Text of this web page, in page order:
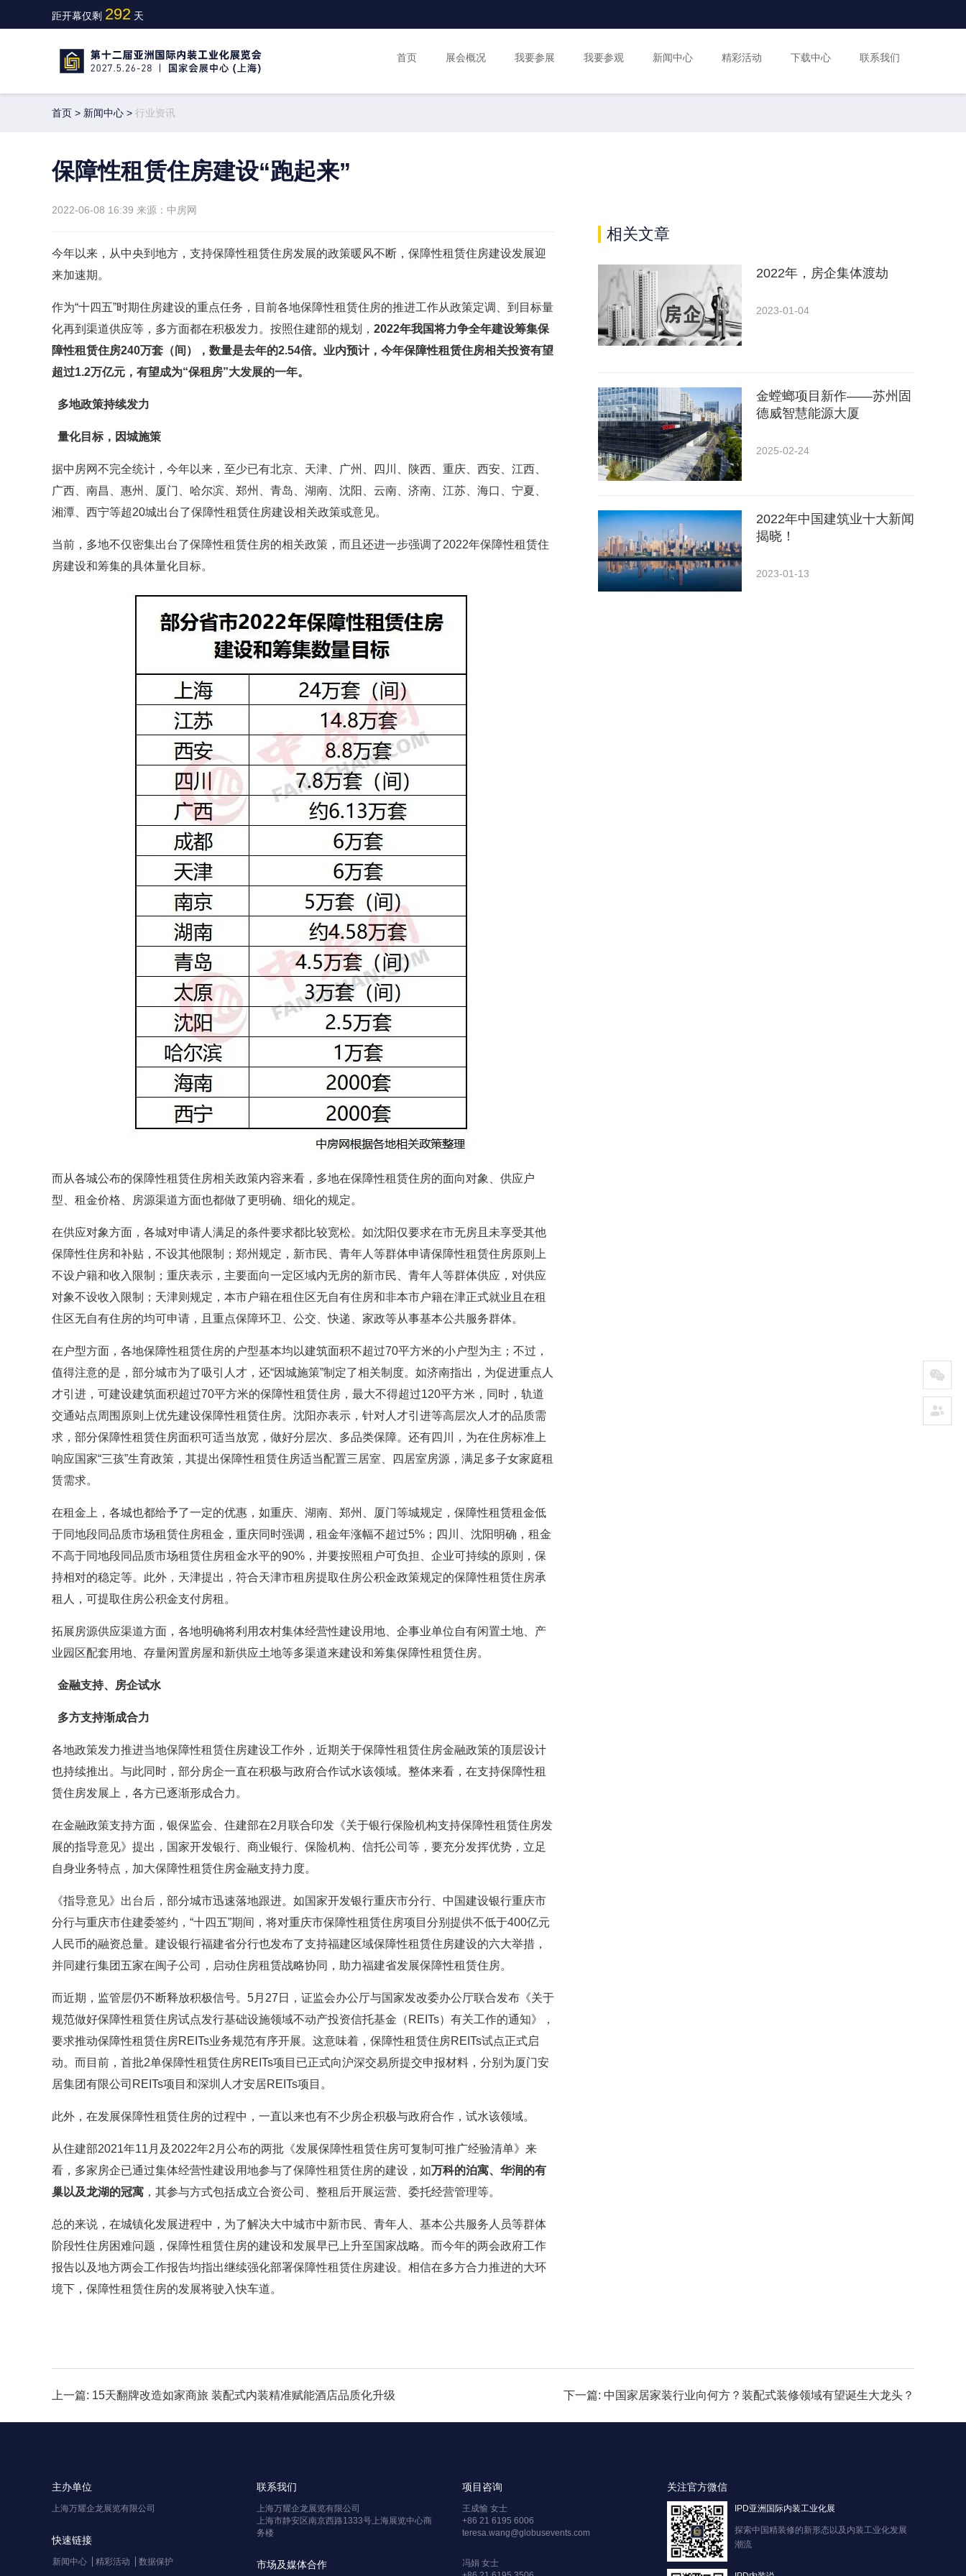
距开幕仅剩 292 天
首页 展会概况 我要参展 我要参观 新闻中心 精彩活动 下载中心 联系我们
首页 > 新闻中心 > 行业资讯
保障性租赁住房建设“跑起来”
2022-06-08 16:39 来源：中房网
今年以来，从中央到地方，支持保障性租赁住房发展的政策暖风不断，保障性租赁住房建设发展迎
来加速期。
作为“十四五”时期住房建设的重点任务，目前各地保障性租赁住房的推进工作从政策定调、到目标量
化再到渠道供应等，多方面都在积极发力。按照住建部的规划， 2022年我国将力争全年建设筹集保
障性租赁住房240万套（间），数量是去年的2.54倍。业内预计，今年保障性租赁住房相关投资有望
超过1.2万亿元，有望成为“保租房”大发展的一年。
多地政策持续发力
量化目标，因城施策
据中房网不完全统计，今年以来，至少已有北京、天津、广州、四川、陕西、重庆、西安、江西、
广西、南昌、惠州、厦门、哈尔滨、郑州、青岛、湖南、沈阳、云南、济南、江苏、海口、宁夏、
湘潭、西宁等超20城出台了保障性租赁住房建设相关政策或意见。
当前，多地不仅密集出台了保障性租赁住房的相关政策，而且还进一步强调了2022年保障性租赁住
房建设和筹集的具体量化目标。
而从各城公布的保障性租赁住房相关政策内容来看，多地在保障性租赁住房的面向对象、供应户
型、租金价格、房源渠道方面也都做了更明确、细化的规定。
在供应对象方面，各城对申请人满足的条件要求都比较宽松。如沈阳仅要求在市无房且未享受其他
保障性住房和补贴，不设其他限制；郑州规定，新市民、青年人等群体申请保障性租赁住房原则上
不设户籍和收入限制；重庆表示，主要面向一定区域内无房的新市民、青年人等群体供应，对供应
对象不设收入限制；天津则规定，本市户籍在租住区无自有住房和非本市户籍在津正式就业且在租
住区无自有住房的均可申请，且重点保障环卫、公交、快递、家政等从事基本公共服务群体。
在户型方面，各地保障性租赁住房的户型基本均以建筑面积不超过70平方米的小户型为主；不过，
值得注意的是，部分城市为了吸引人才，还“因城施策”制定了相关制度。如济南指出，为促进重点人
才引进，可建设建筑面积超过70平方米的保障性租赁住房，最大不得超过120平方米，同时，轨道
交通站点周围原则上优先建设保障性租赁住房。沈阳亦表示，针对人才引进等高层次人才的品质需
求，部分保障性租赁住房面积可适当放宽，做好分层次、多品类保障。还有四川，为在住房标准上
响应国家“三孩”生育政策，其提出保障性租赁住房适当配置三居室、四居室房源，满足多子女家庭租
赁需求。
在租金上，各城也都给予了一定的优惠，如重庆、湖南、郑州、厦门等城规定，保障性租赁租金低
于同地段同品质市场租赁住房租金，重庆同时强调，租金年涨幅不超过5%；四川、沈阳明确，租金
不高于同地段同品质市场租赁住房租金水平的90%，并要按照租户可负担、企业可持续的原则，保
持相对的稳定等。此外，天津提出，符合天津市租房提取住房公积金政策规定的保障性租赁住房承
租人，可提取住房公积金支付房租。
拓展房源供应渠道方面，各地明确将利用农村集体经营性建设用地、企事业单位自有闲置土地、产
业园区配套用地、存量闲置房屋和新供应土地等多渠道来建设和筹集保障性租赁住房。
金融支持、房企试水
多方支持渐成合力
各地政策发力推进当地保障性租赁住房建设工作外，近期关于保障性租赁住房金融政策的顶层设计
也持续推出。与此同时，部分房企一直在积极与政府合作试水该领域。整体来看，在支持保障性租
赁住房发展上，各方已逐渐形成合力。
在金融政策支持方面，银保监会、住建部在2月联合印发《关于银行保险机构支持保障性租赁住房发
展的指导意见》提出，国家开发银行、商业银行、保险机构、信托公司等，要充分发挥优势，立足
自身业务特点，加大保障性租赁住房金融支持力度。
《指导意见》出台后，部分城市迅速落地跟进。如国家开发银行重庆市分行、中国建设银行重庆市
分行与重庆市住建委签约，“十四五”期间，将对重庆市保障性租赁住房项目分别提供不低于400亿元
人民币的融资总量。建设银行福建省分行也发布了支持福建区域保障性租赁住房建设的六大举措，
并同建行集团五家在闽子公司，启动住房租赁战略协同，助力福建省发展保障性租赁住房。
而近期，监管层仍不断释放积极信号。5月27日，证监会办公厅与国家发改委办公厅联合发布《关于
规范做好保障性租赁住房试点发行基础设施领域不动产投资信托基金（REITs）有关工作的通知》，
要求推动保障性租赁住房REITs业务规范有序开展。这意味着，保障性租赁住房REITs试点正式启
动。而目前，首批2单保障性租赁住房REITs项目已正式向沪深交易所提交申报材料，分别为厦门安
居集团有限公司REITs项目和深圳人才安居REITs项目。
此外，在发展保障性租赁住房的过程中，一直以来也有不少房企积极与政府合作，试水该领域。
从住建部2021年11月及2022年2月公布的两批《发展保障性租赁住房可复制可推广经验清单》来
看，多家房企已通过集体经营性建设用地参与了保障性租赁住房的建设，如万科的泊寓、华润的有
巢以及龙湖的冠寓 ，其参与方式包括成立合资公司、整租后开展运营、委托经营管理等。
总的来说，在城镇化发展进程中，为了解决大中城市中新市民、青年人、基本公共服务人员等群体
阶段性住房困难问题，保障性租赁住房的建设和发展早已上升至国家战略。而今年的两会政府工作
报告以及地方两会工作报告均指出继续强化部署保障性租赁住房建设。相信在多方合力推进的大环
境下，保障性租赁住房的发展将驶入快车道。
相关文章
2022年，房企集体渡劫
2023-01-04
金螳螂项目新作——苏州固
德威智慧能源大厦
2025-02-24
2022年中国建筑业十大新闻
揭晓！
2023-01-13
上一篇: 15天翻牌改造如家商旅 装配式内装精准赋能酒店品质化升级 下一篇: 中国家居家装行业向何方？装配式装修领域有望诞生大龙头？
主办单位
上海万耀企龙展览有限公司
快速链接
新闻中心 精彩活动 数据保护
联系我们
上海万耀企龙展览有限公司
上海市静安区南京西路1333号上海展览中心商
务楼
市场及媒体合作
项目咨询
王成愉 女士
+86 21 6195 6006
teresa.wang@globusevents.com
冯娟 女士
关注官方微信
IPD亚洲国际内装工业化展
探索中国精装修的新形态以及内装工业化发展
潮流